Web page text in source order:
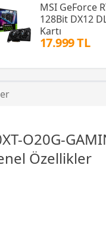
MSI GeForce
128Bit DX12
Kartı
17.999 TL
O20G-
Özellikler